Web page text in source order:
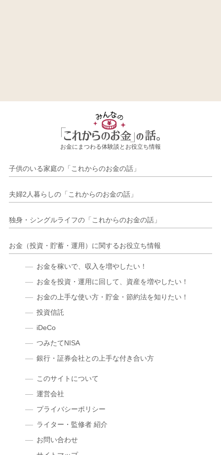
お金にまつわる体験談とお役立ち情報
子供のいる家庭の「これからのお金の話」
夫婦2人暮らしの「これからのお金の話」
独身・シングルライフの「これからのお金の話」
お金（投資・貯蓄・運用）に関するお役立ち情報
お金を稼いで、収入を増やしたい！
お金を投資・運用に回して、資産を増やしたい！
お金の上手な使い方・貯金・節約法を知りたい！
投資信託
iDeCo
つみたてNISA
銀行・証券会社との上手な付き合い方
このサイトについて
運営会社
プライバシーポリシー
ライター・監修者 紹介
お問い合わせ